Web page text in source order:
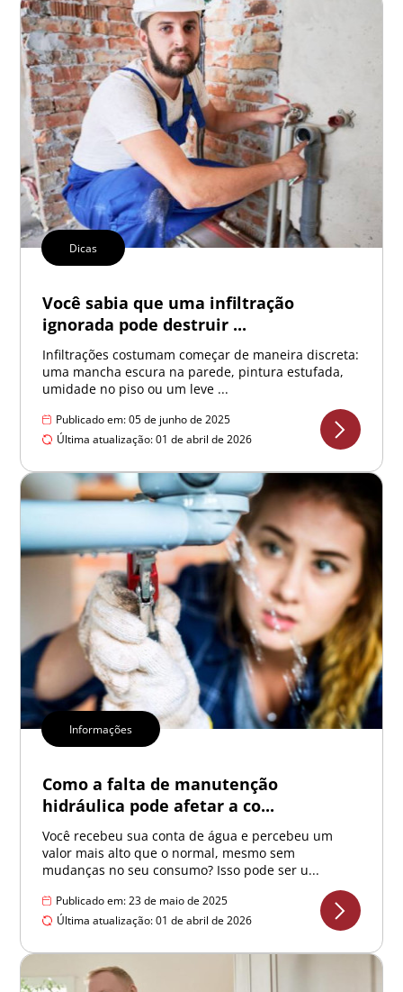
Dicas
Você sabia que uma infiltração
ignorada pode destruir ...
Infiltrações costumam começar de maneira discreta:
uma mancha escura na parede, pintura estufada,
umidade no piso ou um leve ...
Publicado em: 05 de junho de 2025
Última atualização: 01 de abril de 2026
Informações
Como a falta de manutenção
hidráulica pode afetar a co...
Você recebeu sua conta de água e percebeu um
valor mais alto que o normal, mesmo sem
mudanças no seu consumo? Isso pode ser u...
Publicado em: 23 de maio de 2025
Última atualização: 01 de abril de 2026